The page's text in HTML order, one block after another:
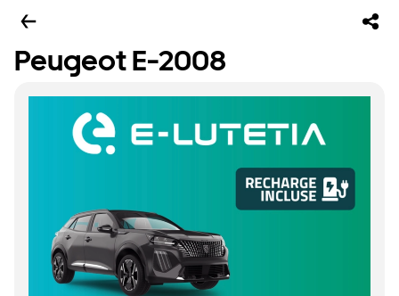
Peugeot E-2008